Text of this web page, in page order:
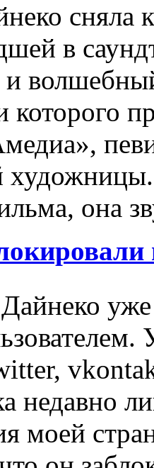
сняла
в
которого
она
недавно
моей